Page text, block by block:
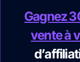
Gagnez
vente à